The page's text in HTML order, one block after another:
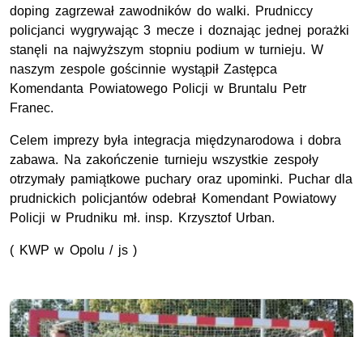
doping zagrzewał zawodników do walki. Prudniccy
policjanci wygrywając 3 mecze i doznając jednej porażki
stanęli na najwyższym stopniu podium w turnieju. W
naszym zespole gościnnie wystąpił Zastępca
Komendanta Powiatowego Policji w Bruntalu Petr
Franec.
Celem imprezy była integracja międzynarodowa i dobra
zabawa. Na zakończenie turnieju wszystkie zespoły
otrzymały pamiątkowe puchary oraz upominki. Puchar dla
prudnickich policjantów odebrał Komendant Powiatowy
Policji w Prudniku mł. insp. Krzysztof Urban.
( KWP w Opolu / js )